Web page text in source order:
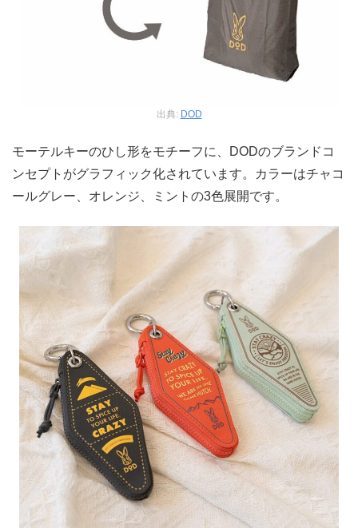
出典: DOD
モーテルキーのひし形をモチーフに、DODのブランドコ
ンセプトがグラフィック化されています。カラーはチャコ
ールグレー、オレンジ、ミントの3色展開です。